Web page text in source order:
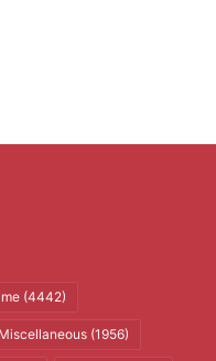
(4442)
Miscellaneous(1956)